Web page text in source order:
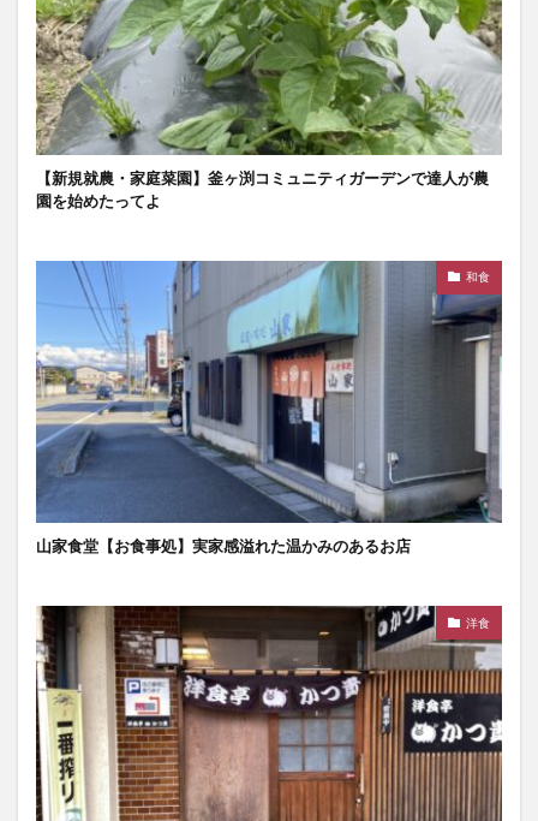
【新規就農・家庭菜園】釜ヶ渕コミュニティガーデンで達人が農
園を始めたってよ
和食
山家食堂【お食事処】実家感溢れた温かみのあるお店
洋食